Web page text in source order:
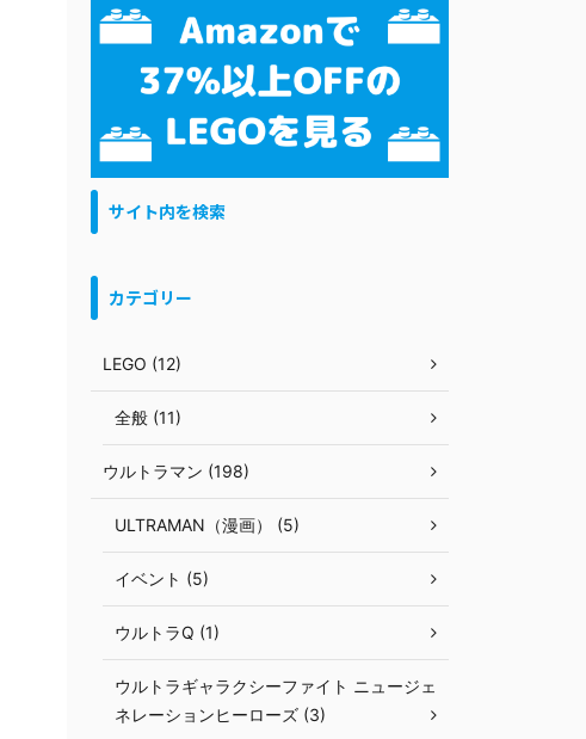
サイト内を検索
カテゴリー
LEGO (12)
全般 (11)
ウルトラマン (198)
ULTRAMAN（漫画） (5)
イベント (5)
ウルトラQ (1)
ウルトラギャラクシーファイト ニュージェ
ネレーションヒーローズ (3)